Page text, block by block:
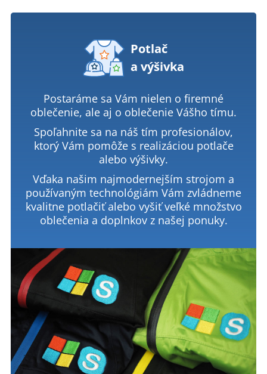
Potlač
a výšivka
Postaráme sa Vám nielen o firemné
oblečenie, ale aj o oblečenie Vášho tímu.
Spoľahnite sa na náš tím profesionálov,
ktorý Vám pomôže s realizáciou potlače
alebo výšivky.
Vďaka našim najmodernejším strojom a
používaným technológiám Vám zvládneme
kvalitne potlačiť alebo vyšiť veľké množstvo
oblečenia a doplnkov z našej ponuky.